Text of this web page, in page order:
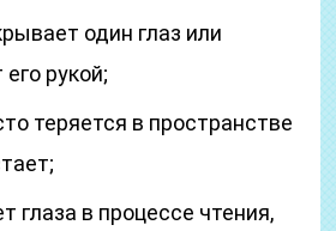
один глаз или
рукой;
теряется в пространстве
глаза в процессе чтения,